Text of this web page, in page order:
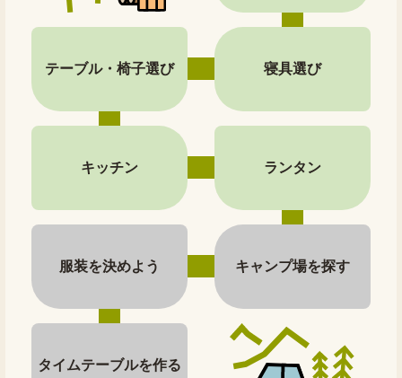
テーブル・椅子選び 寝具選び
キッチン ランタン
服装を決めよう キャンプ場を探す
タイムテーブルを作る